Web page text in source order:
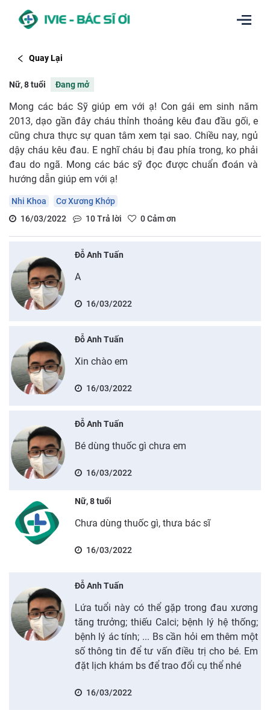
Quay Lại
Nữ, 8 tuổi Đang mở
Mong các bác Sỹ giúp em với ạ! Con gái em sinh năm
2013, dạo gần đây cháu thỉnh thoảng kêu đau đầu gối, e
cũng chưa thực sự quan tâm xem tại sao. Chiều nay, ngủ
dậy cháu kêu đau. E nghĩ cháu bị đau phía trong, ko phải
đau do ngã. Mong các bác sỹ đọc được chuẩn đoán và
hướng dẫn giúp em với ạ!
Nhi Khoa
Cơ Xương Khớp
16/03/2022
10Trả lời 0Cảm ơn
Đỗ Anh Tuấn
A
16/03/2022
Đỗ Anh Tuấn
Xin chào em
16/03/2022
Đỗ Anh Tuấn
Bé dùng thuốc gì chưa em
16/03/2022
Nữ, 8 tuổi
Chưa dùng thuốc gì, thưa bác sĩ
16/03/2022
Đỗ Anh Tuấn
Lứa tuổi này có thể gặp trong đau xương
tăng trưởng; thiếu Calci; bệnh lý hệ thống;
bệnh lý ác tính; ... Bs cần hỏi em thêm một
số thông tin để tư vấn điều trị cho bé. Em
đặt lịch khám bs để trao đổi cụ thể nhé
16/03/2022